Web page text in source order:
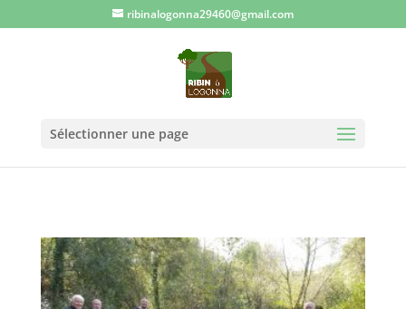
ribinalogonna29460@gmail.com
Sélectionner une page